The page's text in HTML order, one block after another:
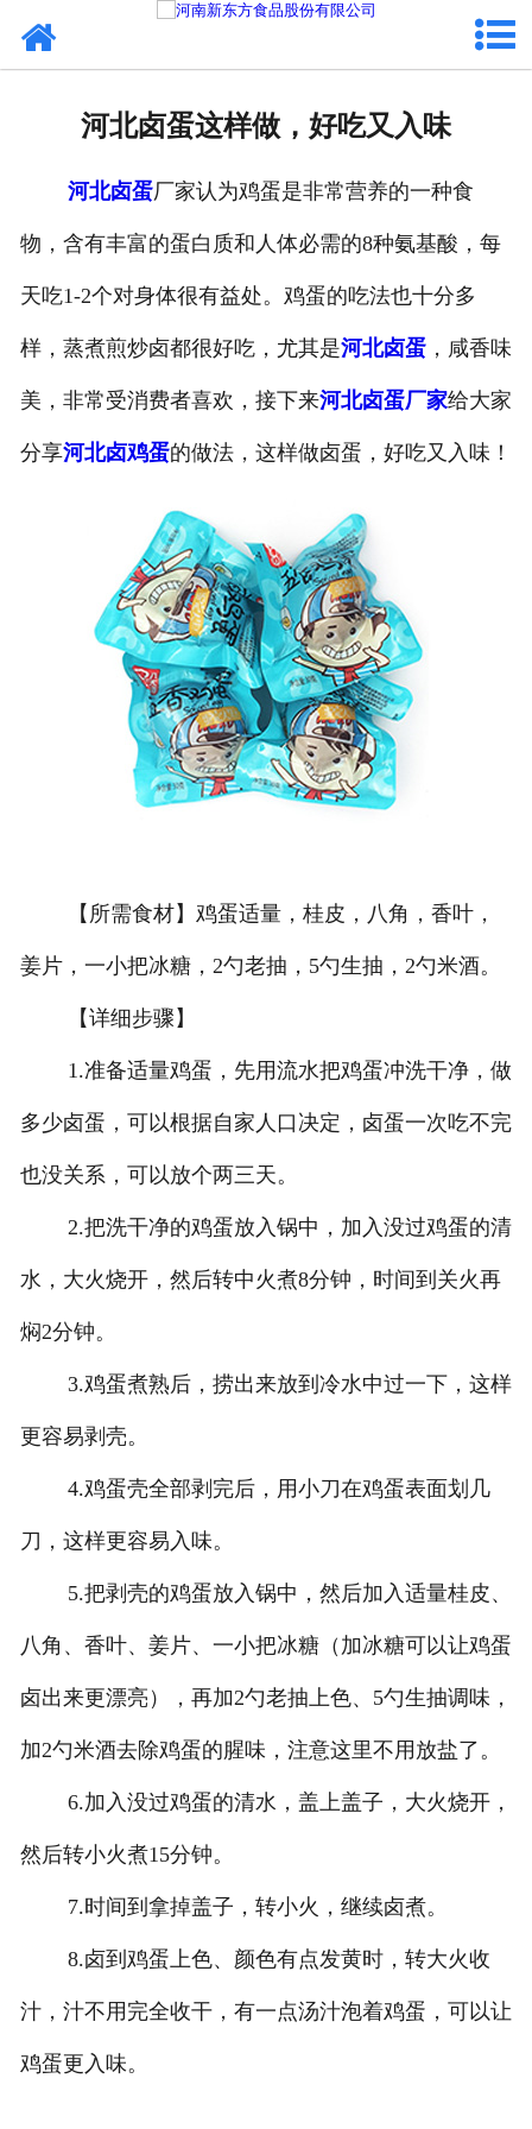
加入新东方
联系我们
河北卤蛋这样做，好吃又入味
河北卤蛋厂家认为鸡蛋是非常营养的一种食
物，含有丰富的蛋白质和人体必需的8种氨基酸，每
天吃1-2个对身体很有益处。鸡蛋的吃法也十分多
样，蒸煮煎炒卤都很好吃，尤其是河北卤蛋，咸香味
美，非常受消费者喜欢，接下来河北卤蛋厂家给大家
分享河北卤鸡蛋的做法，这样做卤蛋，好吃又入味！
【所需食材】鸡蛋适量，桂皮，八角，香叶，
姜片，一小把冰糖，2勺老抽，5勺生抽，2勺米酒。
【详细步骤】
1.准备适量鸡蛋，先用流水把鸡蛋冲洗干净，做
多少卤蛋，可以根据自家人口决定，卤蛋一次吃不完
也没关系，可以放个两三天。
2.把洗干净的鸡蛋放入锅中，加入没过鸡蛋的清
水，大火烧开，然后转中火煮8分钟，时间到关火再
焖2分钟。
3.鸡蛋煮熟后，捞出来放到冷水中过一下，这样
更容易剥壳。
4.鸡蛋壳全部剥完后，用小刀在鸡蛋表面划几
刀，这样更容易入味。
5.把剥壳的鸡蛋放入锅中，然后加入适量桂皮、
八角、香叶、姜片、一小把冰糖（加冰糖可以让鸡蛋
卤出来更漂亮），再加2勺老抽上色、5勺生抽调味，
加2勺米酒去除鸡蛋的腥味，注意这里不用放盐了。
6.加入没过鸡蛋的清水，盖上盖子，大火烧开，
然后转小火煮15分钟。
7.时间到拿掉盖子，转小火，继续卤煮。
8.卤到鸡蛋上色、颜色有点发黄时，转大火收
汁，汁不用完全收干，有一点汤汁泡着鸡蛋，可以让
鸡蛋更入味。